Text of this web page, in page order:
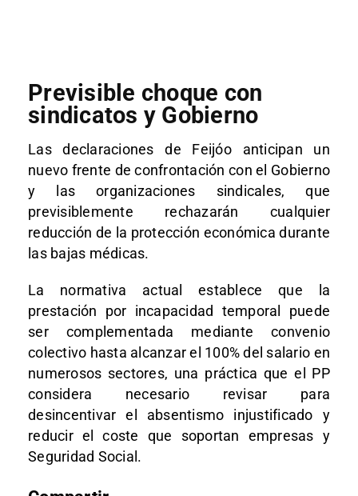
Previsible choque con
sindicatos y Gobierno
Las declaraciones de Feijóo anticipan un
nuevo frente de confrontación con el Gobierno
y las organizaciones sindicales, que
previsiblemente rechazarán cualquier
reducción de la protección económica durante
las bajas médicas.
La normativa actual establece que la
prestación por incapacidad temporal puede
ser complementada mediante convenio
colectivo hasta alcanzar el 100% del salario en
numerosos sectores, una práctica que el PP
considera necesario revisar para
desincentivar el absentismo injustificado y
reducir el coste que soportan empresas y
Seguridad Social.